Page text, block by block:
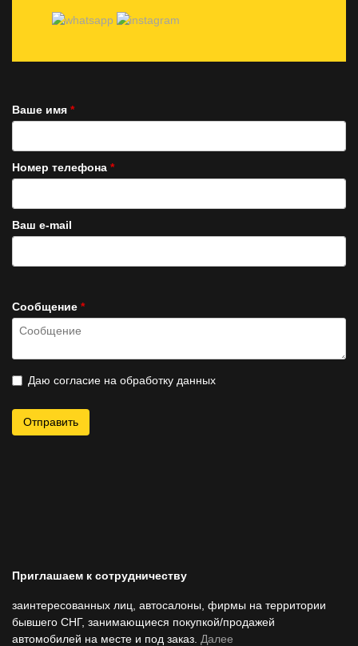
Ваше имя *
Номер телефона *
Ваш e-mail
Cообщение *
Даю согласие на обработку данных
Отправить
Приглашаем к сотрудничеству
заинтересованных лиц, автосалоны, фирмы на территории
бывшего СНГ, занимающиеся покупкой/продажей
автомобилей на месте и под заказ. Далее